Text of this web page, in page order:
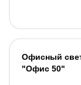
Офисный
"Офис 50"